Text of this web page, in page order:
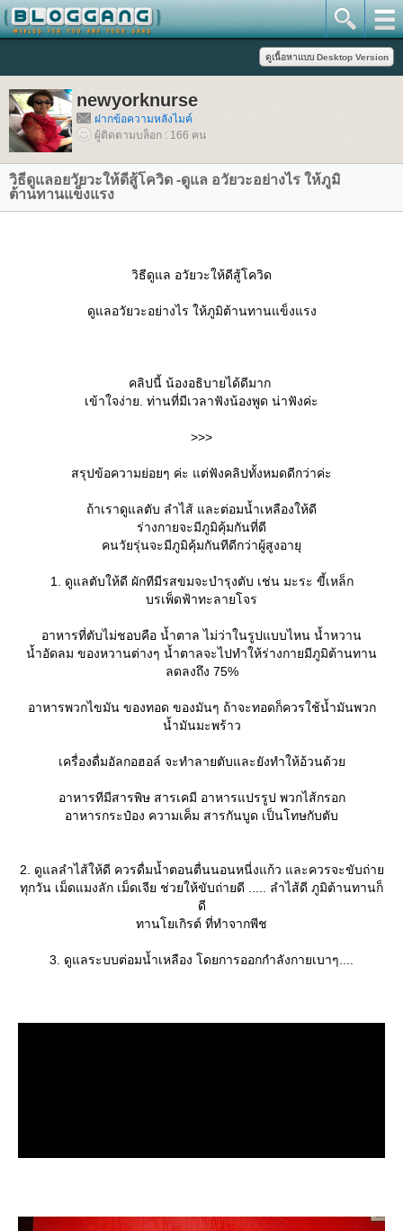
newyorknurse
ฝากข้อความหลังไมค์
ผู้ติดตามบล็อก : 166 คน
วิธีดูแลอยวัยวะให้ดีสู้โควิด -ดูแล อวัยวะอย่างไร ให้ภูมิ
ต้านทานแข็งแรง
วิธีดูแล อวัยวะให้ดีสู้โควิด
ดูแลอวัยวะอย่างไร ให้ภูมิต้านทานแข็งแรง
คลิปนี้ น้องอธิบายได้ดีมาก
เข้าใจง่าย. ท่านที่มีเวลาฟังน้องพูด น่าฟังค่ะ
>>>
สรุปข้อความย่อยๆ ค่ะ แต่ฟังคลิปทั้งหมดดีกว่าค่ะ
ถ้าเราดูแลตับ ลำไส้ และต่อมน้ำเหลืองให้ดี
ร่างกายจะมีภูมิคุ้มกันที่ดี
คนวัยรุ่นจะมีภูมิคุ้มกันทีดีกว่าผู้สูงอายุ
1. ดูแลตับให้ดี ผักทีมีรสขมจะบำรุงตับ เช่น มะระ ขี้เหล็ก
บรเพ็ดฟ้าทะลายโจร
อาหารที่ตับไม่ชอบคือ น้ำตาล ไม่ว่าในรูปแบบไหน น้ำหวาน
น้ำอัดลม ของหวานต่างๆ น้ำตาลจะไปทำให้ร่างกายมีภูมิต้านทาน
ลดลงถึง 75%
อาหารพวกไขมัน ของทอด ของมันๆ ถ้าจะทอดก็ควรใช้น้ำมันพวก
น้ำมันมะพร้าว
เครื่องดื่มอัลกอฮอล์ จะทำลายตับและยังทำให้อ้วนด้ว
อาหารทีมีสารพิษ สารเคมี อาหารแปรรูป พวกไส้กรอก
อาหารกระป๋อง ความเค็ม สารกันบูด เป็นโทษกับตับ
2. ดูแลลำไส้ให้ดี ควรดื่มน้ำตอนตื่นนอนหนี่งแก้ว และควรจะขับถ่า
ทุกวัน เม็ดแมงลัก เม็ดเจีย ช่วยให้ขับถ่ายดี ..... ลำไส้ดี ภูมิต้านทานก็
ดี
ทานโยเกิรต์ ที่ทำจากพีช
3. ดูแลระบบต่อมน้ำเหลือง โดยการออกกำลังกายเบาๆ....